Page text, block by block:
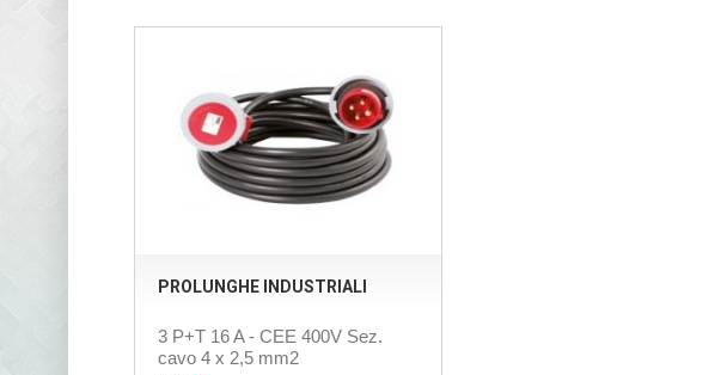
PROLUNGHE INDUSTRIALI
3 P+T 16 A - CEE 400V Sez.
cavo 4 x 2,5 mm2